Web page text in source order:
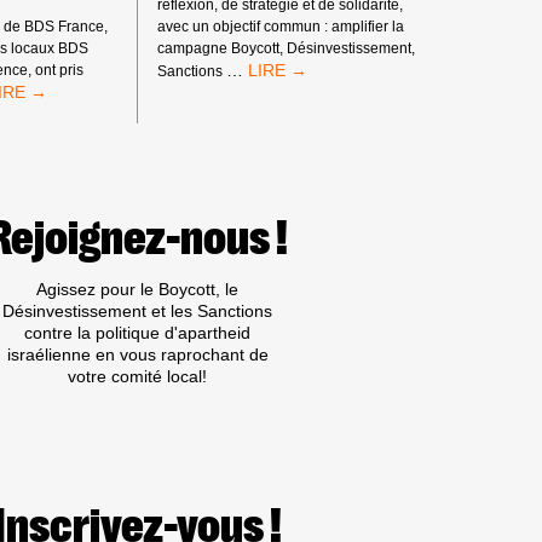
BDS France,
locaux BDS
ont pris
réflexion, de stratégie et de solidarité,
avec un objectif commun : amplifier la
campagne Boycott, Désinvestissement,
Sanctions … WEEK-
CAMPAGNE
nous !
Agissez pour le Boycott, le
Désinvestissement et les Sanctions
contre la politique d'apartheid
israélienne en vous raprochant de
votre comité local!
Inscrivez-vous !